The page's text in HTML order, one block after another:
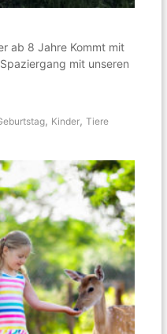
ab 8 Jahre Kommt mit
mit unseren
, Kinder,Tiere